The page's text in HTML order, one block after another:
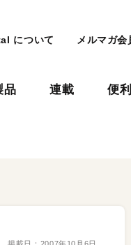
について メルマガ会
品 連載 便
掲載日： 2007年10月6日